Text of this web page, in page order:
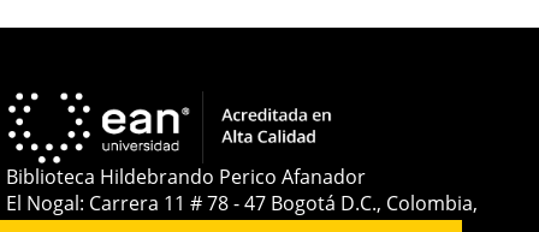
Detalles
artículo
Biblioteca Hildebrando Perico Afanador
El Nogal: Carrera 11 # 78 - 47 Bogotá D.C., Colombia,